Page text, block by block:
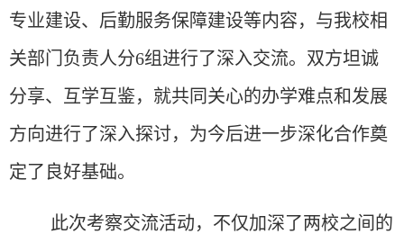
专业建设、后勤服务保障建设等内容，与我校相
关部门负责人分6组进行了深入交流。双方坦诚
分享、互学互鉴，就共同关心的办学难点和发展
方向进行了深入探讨，为今后进一步深化合作奠
定了良好基础。
此次考察交流活动，不仅加深了两校之间的